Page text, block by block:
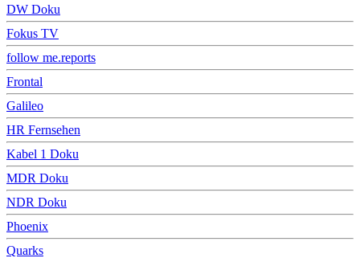
DW Doku
Fokus TV
follow me.reports
Frontal
Galileo
HR Fernsehen
Kabel 1 Doku
MDR Doku
NDR Doku
Phoenix
Quarks